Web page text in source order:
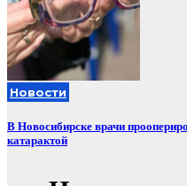
Новости
В Новосибирске врачи
катарактой